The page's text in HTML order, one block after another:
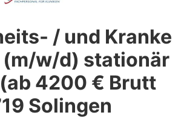
/ und Kranke
w/d) stationär
4200 € Brutt
Solingen